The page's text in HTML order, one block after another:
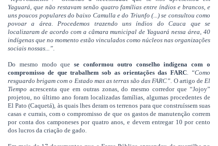
Yaguará, que não restavam senão quatro famílias entre índios e brancos, e
uns poucos populares do baixo Camulla e do Triunfo (...) se consultou como
povoar a área. Procedemos trazendo uns índios do Cauca que se
localizaram de acordo com a câmara municipal de Yaguará nessa área, 40
indígenas que no momento estão vinculados como núcleos nas organizações
sociais nossas...”.
Do mesmo modo quese conformou outro conselho indígena com o
compromisso de que trabalhem sob as orientações das FARC. “Como
resguardo brigam com o Estado mas as terras são das FARC”. O artigo deEl
Tiempo acrescenta que em outras zonas, do mesmo corredor que “Jojoy”
projetou, no último ano foram localizadas famílias, algumas procedentes de
El Pato (Caquetá), às quais lhes deram os terrenos para que construíssem suas
casas e currais, com o compromisso de que os gastos de manutenção correm
por conta dos camponeses por quatro anos, e devem entregar 10 por cento
dos lucros da criação de gado.